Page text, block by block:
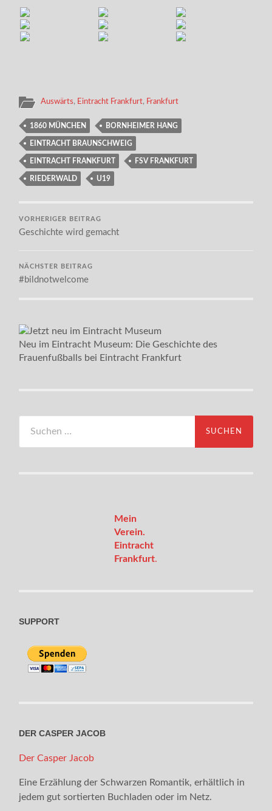
Auswärts, Eintracht Frankfurt, Frankfurt
1860 MÜNCHEN BORNHEIMER HANG
EINTRACHT BRAUNSCHWEIG
EINTRACHT FRANKFURT FSV FRANKFURT
RIEDERWALD U19
VORHERIGER BEITRAG
Geschichte wird gemacht
NÄCHSTER BEITRAG
#bildnotwelcome
Neu im Eintracht Museum: Die Geschichte des
Frauenfußballs bei Eintracht Frankfurt
nach:
Mein
Verein.
Eintracht
Frankfurt.
SUPPORT
DER CASPER JACOB
Der Casper Jacob
Eine Erzählung der Schwarzen Romantik, erhältlich in
jedem gut sortierten Buchladen oder im Netz.